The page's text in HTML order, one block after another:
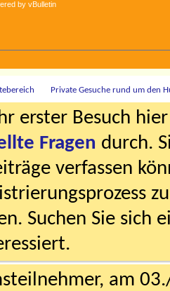
Private Gesuche rund um den
erster Besuch
Fragen durch.
verfassen
Suchen Sie sich
am